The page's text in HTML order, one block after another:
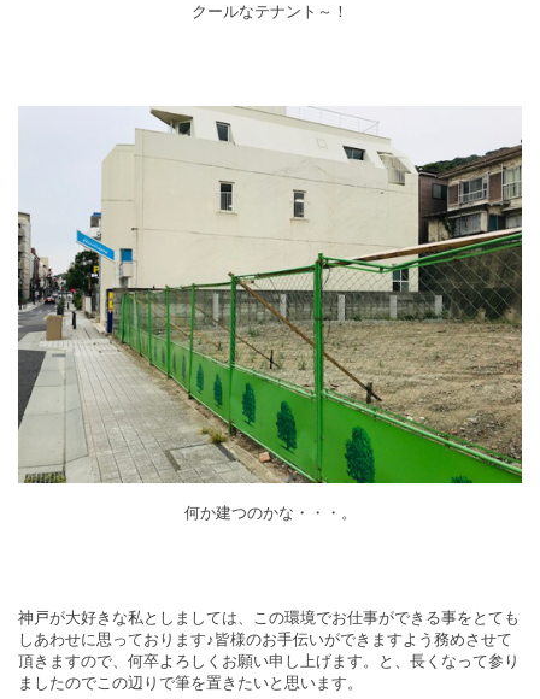
クールなテナント～！
何か建つのかな・・・。
神戸が大好きな私としましては、この環境でお仕事ができる事をとても
しあわせに思っております♪皆様のお手伝いができますよう務めさせて
頂きますので、何卒よろしくお願い申し上げます。
と、長くなって参り
ましたのでこの辺りで筆を置きたいと思います。